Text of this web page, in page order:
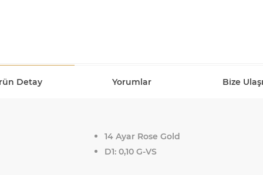
Detay Yorumlar Bize
14 Ayar Rose Gold
D1: 0,10 G-VS